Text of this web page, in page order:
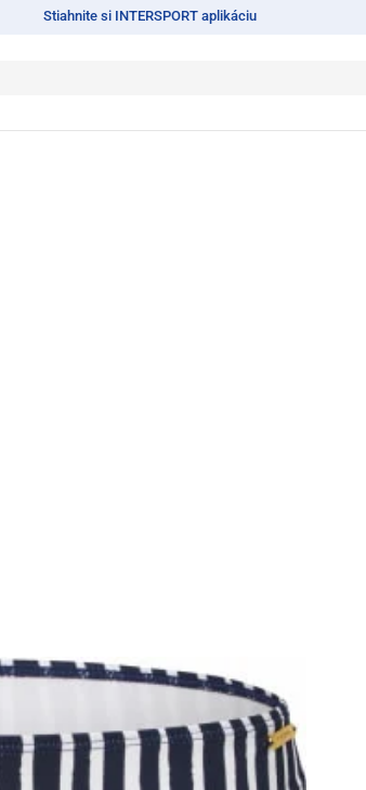
Stiahnite si INTERSPORT aplikáciu